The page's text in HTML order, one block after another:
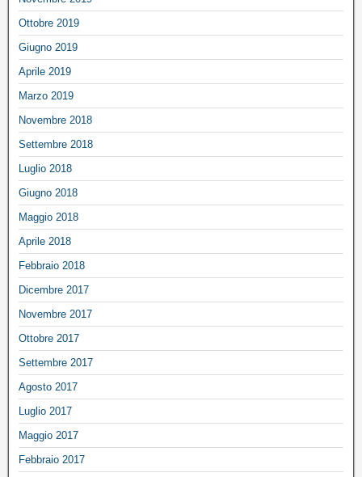
Ottobre 2019
Giugno 2019
Aprile 2019
Marzo 2019
Novembre 2018
Settembre 2018
Luglio 2018
Giugno 2018
Maggio 2018
Aprile 2018
Febbraio 2018
Dicembre 2017
Novembre 2017
Ottobre 2017
Settembre 2017
Agosto 2017
Luglio 2017
Maggio 2017
Febbraio 2017